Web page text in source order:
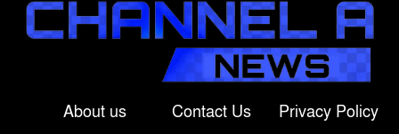
বাংলাদেশের মাটিতে আর কোনোদিন
ফ্যাসিস্টের স্থান হবে না: নাটোরে হুইপ
দুলু
লালপুরে নারীর ১ লাখ ৮০ হাজার টাকা
About us Contact Us Privacy Policy